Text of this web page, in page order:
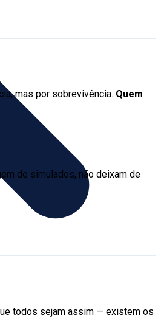
mas por sobrevivência. Quem
de simulados, não deixam de
todos sejam assim — existem os